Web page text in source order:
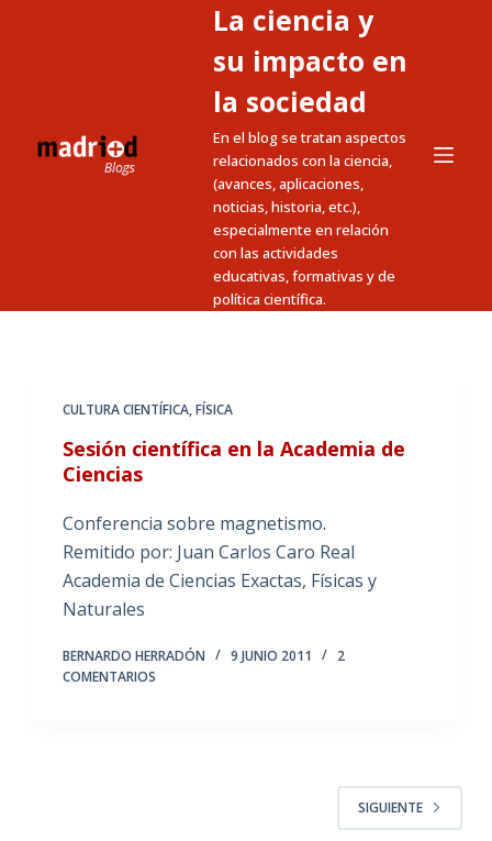
n
La ciencia y
su impacto en
la sociedad
En el blog se tratan aspectos
relacionados con la ciencia,
(avances, aplicaciones,
noticias, historia, etc.),
especialmente en relación
con las actividades
educativas, formativas y de
política científica.
CULTURA CIENTÍFICA,FÍSICA
Sesión científica en la Academia de
Ciencias
Conferencia sobre magnetismo.
Remitido por: Juan Carlos Caro Real
Academia de Ciencias Exactas, Físicas y
Naturales
BERNARDO HERRADÓN 9 JUNIO 2011
2
COMENTARIOS
SIGUIENTE